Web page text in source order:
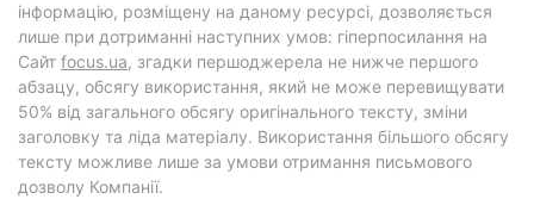
інформацію, розміщену на даному ресурсі, дозволяється
лише при дотриманні наступних умов: гіперпосилання на
Cайт focus.ua, згадки першоджерела не нижче першого
абзацу, обсягу використання, який не може перевищувати
50% від загального обсягу оригінального тексту, зміни
заголовку та ліда матеріалу. Використання більшого обсягу
тексту можливе лише за умови отримання письмового
дозволу Компанії.